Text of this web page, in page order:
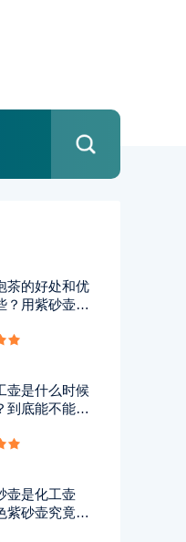
茶的好处和优
？用紫砂壶泡
壶是什么时候
到底能不能
壶是化工壶
紫砂壶究竟有